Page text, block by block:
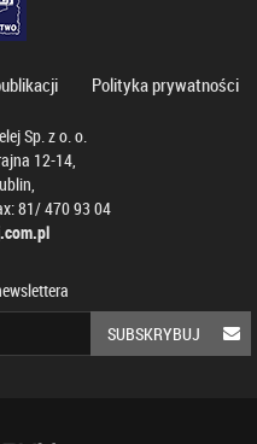
Polityka prywatności
Sp. z o. o.
12-14,
81/ 470 93 04
SUBSKRYBUJ